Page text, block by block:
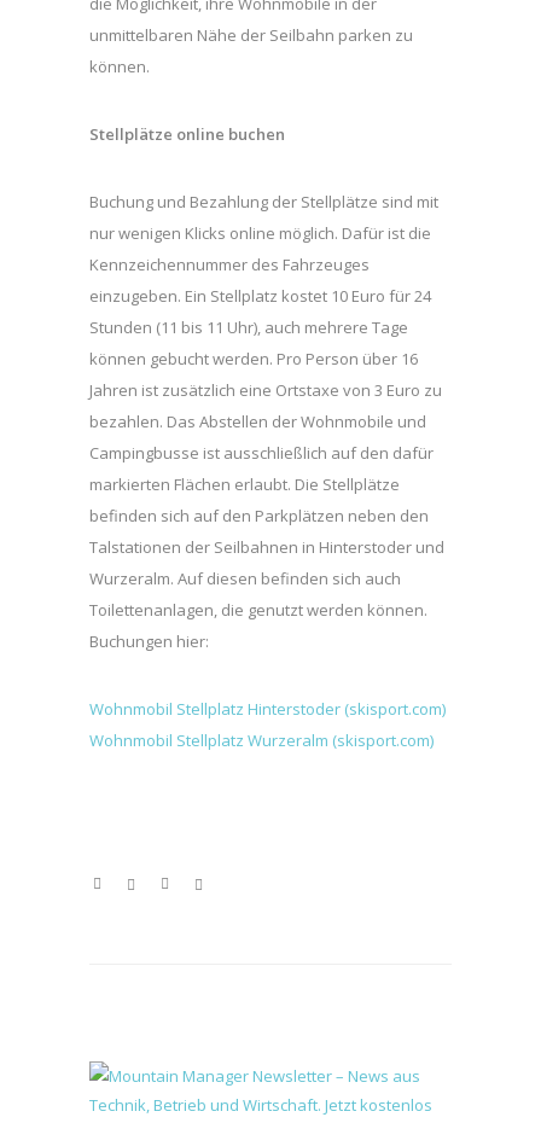
unmittelbaren Nähe der Seilbahn parken zu
können.
Stellplätze online buchen
Buchung und Bezahlung der Stellplätze sind mit
nur wenigen Klicks online möglich. Dafür ist die
Kennzeichennummer des Fahrzeuges
einzugeben. Ein Stellplatz kostet 10 Euro für 24
Stunden (11 bis 11 Uhr), auch mehrere Tage
können gebucht werden. Pro Person über 16
Jahren ist zusätzlich eine Ortstaxe von 3 Euro zu
bezahlen. Das Abstellen der Wohnmobile und
Campingbusse ist ausschließlich auf den dafür
markierten Flächen erlaubt. Die Stellplätze
befinden sich auf den Parkplätzen neben den
Talstationen der Seilbahnen in Hinterstoder und
Wurzeralm. Auf diesen befinden sich auch
Toilettenanlagen, die genutzt werden können.
Buchungen hier:
Wohnmobil Stellplatz Hinterstoder (skisport.com)
Wohnmobil Stellplatz Wurzeralm (skisport.com)